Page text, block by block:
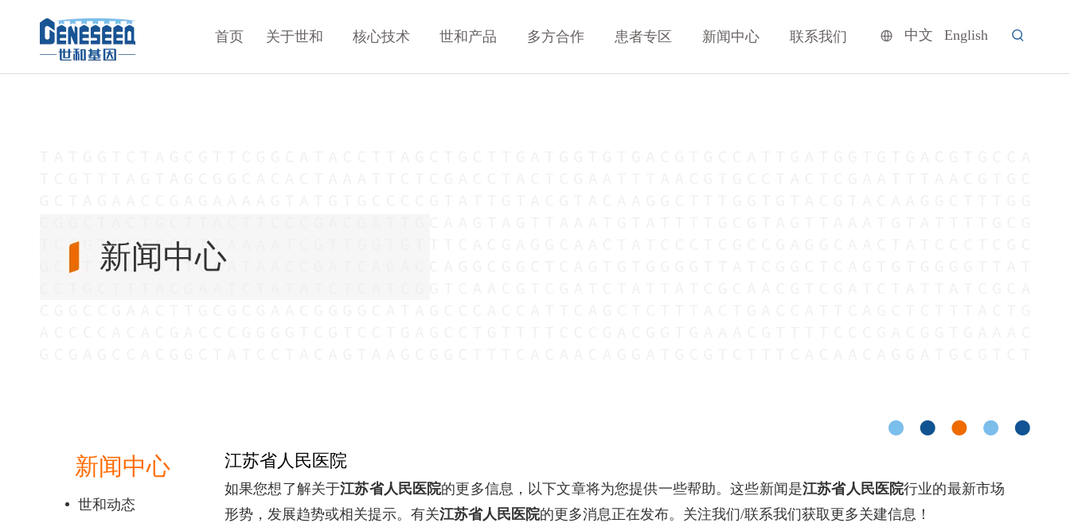
首页 关于世和 核心技术 世和产品 多方合作 患者专区 新闻中心 联系我们 中文 English
新闻中心
新闻中心
世和动态
江苏省人民医院
如果您想了解关于江苏省人民医院的更多信息，以下文章将为您提供一些帮助。这些新闻是江苏省人民医院行业的最新市场
形势，发展趋势或相关提示。有关江苏省人民医院的更多消息正在发布。关注我们/联系我们获取更多关建信息！